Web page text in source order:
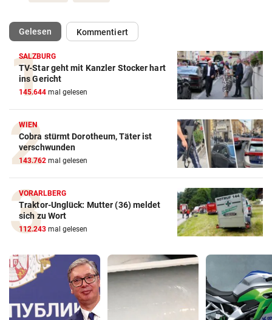
Gelesen(ausgewählt)Kommentiert
SALZBURG
TV-Star geht mit Kanzler Stocker hart
ins Gericht
145.644 mal gelesen
WIEN
Cobra stürmt Dorotheum, Täter ist
verschwunden
143.762 mal gelesen
VORARLBERG
Traktor-Unglück: Mutter (36) meldet
sich zu Wort
112.243 mal gelesen